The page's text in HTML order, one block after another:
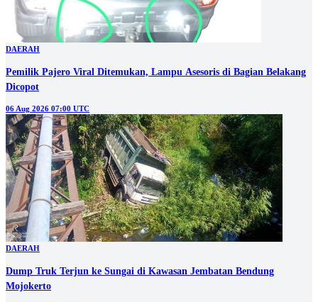
DAERAH
Pemilik Pajero Viral Ditemukan, Lampu Asesoris di Bagian Belakang
Dicopot
06 Aug 2026 07:00 UTC
DAERAH
Dump Truk Terjun ke Sungai di Kawasan Jembatan Bendung
Mojokerto